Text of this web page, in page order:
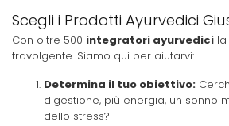
Scegli i Prodotti Ayurvedici
Con oltre 500 integratori ayurvedici
travolgente. Siamo qui per aiutarvi:
Determina il tuo obiettivo:
digestione, più energia, un sonno
dello stress?